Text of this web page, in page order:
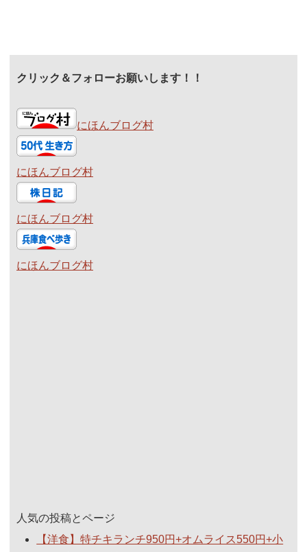
クリック＆フォローお願いします！！
にほんブログ村
にほんブログ村
にほんブログ村
にほんブログ村
人気の投稿とページ
【洋食】特チキランチ950円+オムライス550円+小